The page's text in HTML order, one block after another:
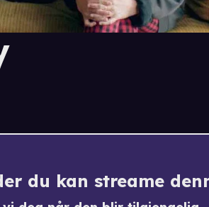
du kan streame